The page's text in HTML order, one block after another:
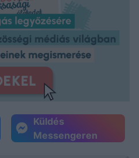
Küldés
Messengeren